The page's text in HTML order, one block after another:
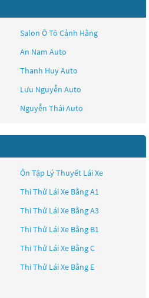
Salon Ô Tô Cảnh Hằng
An Nam Auto
Thanh Huy Auto
Lưu Nguyễn Auto
Nguyễn Thái Auto
Ôn Tập Lý Thuyết Lái Xe
Thi Thử Lái Xe Bằng A1
Thi Thử Lái Xe Bằng A3
Thi Thử Lái Xe Bằng B1
Thi Thử Lái Xe Bằng C
Thi Thử Lái Xe Bằng E